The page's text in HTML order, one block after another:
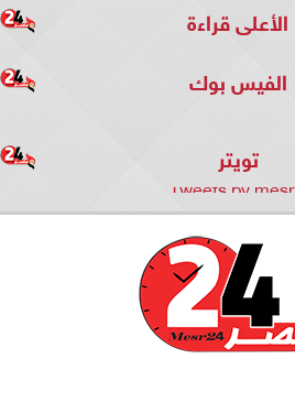
الأعلى قراءة
الفيس بوك
تويتر
Tweets by